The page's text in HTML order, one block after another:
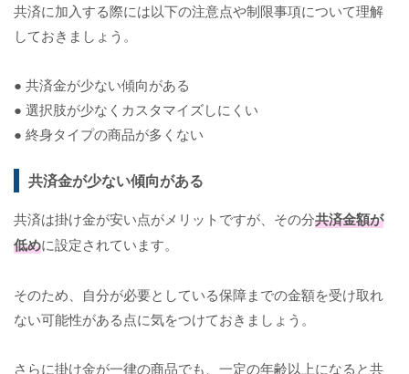
共済に加入する際には以下の注意点や制限事項について理解
しておきましょう。
● 共済金が少ない傾向がある
● 選択肢が少なくカスタマイズしにくい
● 終身タイプの商品が多くない
共済金が少ない傾向がある
共済は掛け金が安い点がメリットですが、その分共済金額が
低めに設定されています。
そのため、自分が必要としている保障までの金額を受け取れ
ない可能性がある点に気をつけておきましょう。
さらに掛け金が一律の商品でも、一定の年齢以上になると共